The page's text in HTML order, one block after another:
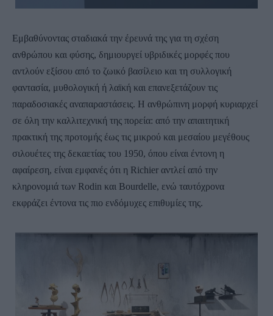
Εμβαθύνοντας σταδιακά την έρευνά της για τη σχέση
ανθρώπου και φύσης, δημιουργεί υβριδικές μορφές που
αντλούν εξίσου από το ζωικό βασίλειο και τη συλλογική
φαντασία, μυθολογική ή λαϊκή και επανεξετάζουν τις
παραδοσιακές αναπαραστάσεις. Η ανθρώπινη μορφή κυριαρχεί
σε όλη την καλλιτεχνική της πορεία: από την απαιτητική
πρακτική της προτομής έως τις μικρού και μεσαίου μεγέθους
σιλουέτες της δεκαετίας του 1950, όπου είναι έντονη η
αφαίρεση, είναι εμφανές ότι η Richier αντλεί από την
κληρονομιά των Rodin και Bourdelle, ενώ ταυτόχρονα
εκφράζει έντονα τις πιο ενδόμυχες επιθυμίες της.